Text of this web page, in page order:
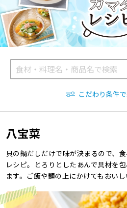
商品カテゴリ
ギフト
自由な詰め合わせ
特集
レシピ
ご利用ガイド 安
よくあるご質問 サ
こだわり条件
八宝菜
貝の鍋だしだけで味が決まるので、
レシピ。とろりとしたあんで具材を
ます。ご飯や麺の上にかけてもおいし
8月8日（土）